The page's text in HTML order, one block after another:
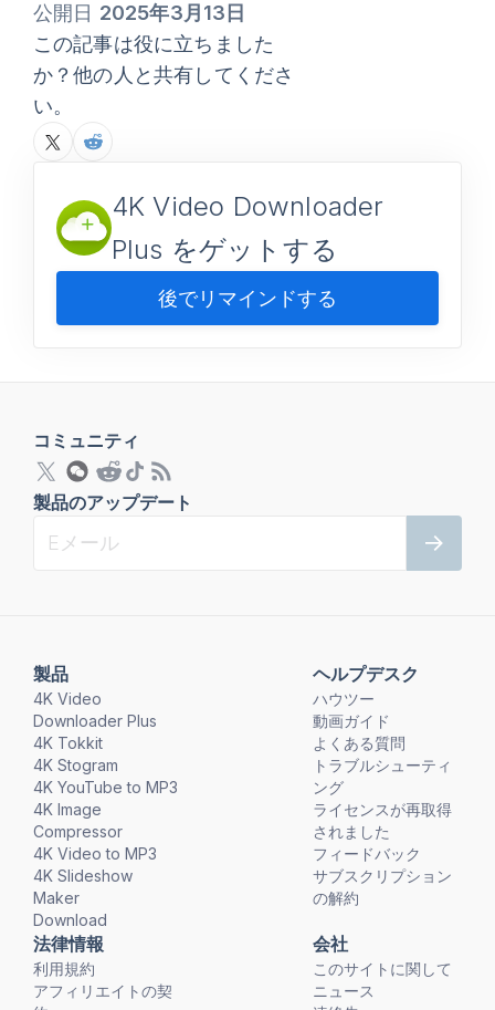
公開日 2025年3月13日
この記事は役に立ちました
か？他の人と共有してくださ
い。
4K Video Downloader
Plus をゲットする
後でリマインドする
製品
4K Video
Downloader Plus
4K Tokkit
4K Stogram
4K YouTube to MP3
4K Image
Compressor
4K Video to MP3
4K Slideshow
Maker
Download
ヘルプデスク
ハウツー
動画ガイド
よくある質問
トラブルシューティ
ング
ライセンスが再取得
されました
フィードバック
サブスクリプション
の解約
法律情報
利用規約
アフィリエイトの契
会社
このサイトに関して
ニュース
コミュニティ
製品のアップデート